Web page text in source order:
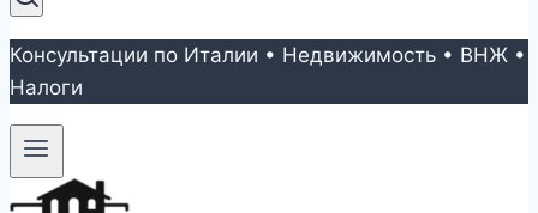
Консультации по Италии • Недвижимость • ВНЖ •
Налоги